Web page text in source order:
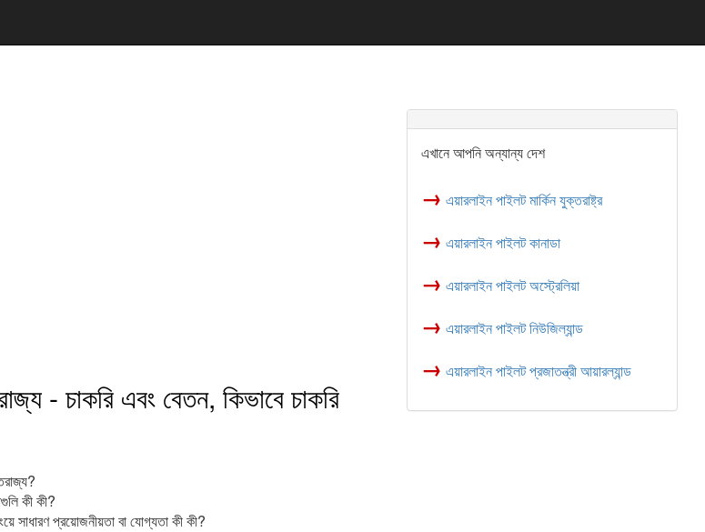
- চাকরি এবং বেতন, কিভাবে চাকরি
কী কী?
সাধারণ প্রয়োজনীয়তা বা যোগ্যতা কী কী?
এখানে আপনি অন্যান্য দেশ
→ এয়ারলাইন পাইলট মার্কিন যুক্তরাষ্ট্র
→ এয়ারলাইন পাইলট কানাডা
→ এয়ারলাইন পাইলট অস্ট্রেলিয়া
→ এয়ারলাইন পাইলট নিউজিল্যান্ড
→ এয়ারলাইন পাইলট প্রজাতন্ত্রী আয়ারল্যান্ড